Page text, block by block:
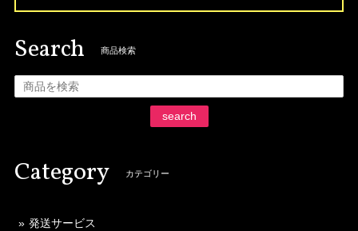
Search 商品検索
search
Category カテゴリー
発送サービス